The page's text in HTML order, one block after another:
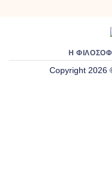
Η
Copyright 2026